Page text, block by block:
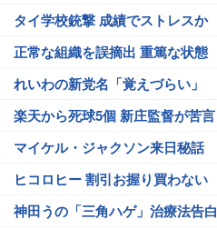
タイ学校銃撃 成績でストレスか
正常な組織を誤摘出 重篤な状態
れいわの新党名「覚えづらい」
楽天から死球5個 新庄監督が苦言
マイケル・ジャクソン来日秘話
ヒコロヒー 割引お握り買わない
神田うの「三角ハゲ」治療法告白